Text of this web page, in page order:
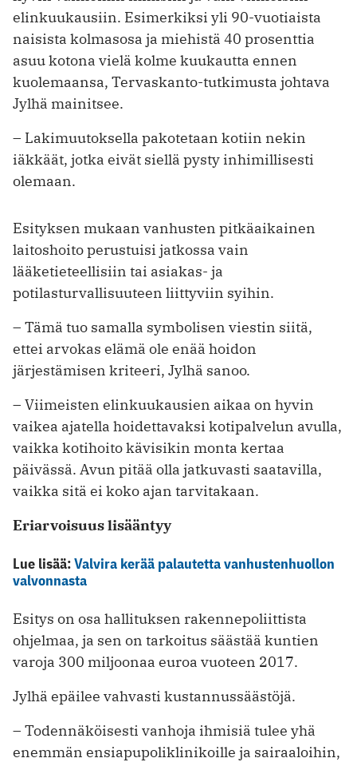
elinkuukausiin. Esimerkiksi yli 90-vuotiaista
naisista kolmasosa ja miehistä 40 prosenttia
asuu kotona vielä kolme kuukautta ennen
kuolemaansa, Tervaskanto-tutkimusta johtava
Jylhä mainitsee.
– Lakimuutoksella pakotetaan kotiin nekin
iäkkäät, jotka eivät siellä pysty inhimillisesti
olemaan.
Esityksen mukaan vanhusten pitkäaikainen
laitoshoito perustuisi jatkossa vain
lääketieteellisiin tai asiakas- ja
potilasturvallisuuteen liittyviin syihin.
– Tämä tuo samalla symbolisen viestin siitä,
ettei arvokas elämä ole enää hoidon
järjestämisen kriteeri, Jylhä sanoo.
– Viimeisten elinkuukausien aikaa on hyvin
vaikea ajatella hoidettavaksi kotipalvelun avulla,
vaikka kotihoito kävisikin monta kertaa
päivässä. Avun pitää olla jatkuvasti saatavilla,
vaikka sitä ei koko ajan tarvitakaan.
Eriarvoisuus lisääntyy
Lue lisää:Valvira kerää palautetta vanhustenhuollon
valvonnasta
Esitys on osa hallituksen rakennepoliittista
ohjelmaa, ja sen on tarkoitus säästää kuntien
varoja 300 miljoonaa euroa vuoteen 2017.
Jylhä epäilee vahvasti kustannussäästöjä.
– Todennäköisesti vanhoja ihmisiä tulee yhä
enemmän ensiapupoliklinikoille ja sairaaloihin,